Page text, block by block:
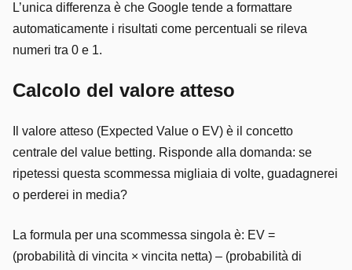
L’unica differenza è che Google tende a formattare
automaticamente i risultati come percentuali se rileva
numeri tra 0 e 1.
Calcolo del valore atteso
Il valore atteso (Expected Value o EV) è il concetto
centrale del value betting. Risponde alla domanda: se
ripetessi questa scommessa migliaia di volte, guadagnerei
o perderei in media?
La formula per una scommessa singola è: EV =
(probabilità di vincita × vincita netta) – (probabilità di